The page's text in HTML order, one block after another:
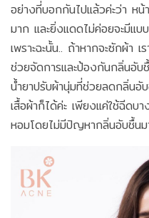
อย่างที่บอกกันไปแล้วค่ะว่า หน้
มาก และยิ่งแดดไม่ค่อยจะมีแบ
เพราะฉะนั้น.. ถ้าหากจะซักผ้า
ช่วยจัดการและป้องกันกลิ่นอับ
น้ำยาปรับผ้านุ่มที่ช่วยลดกลิ่นอั
เสื้อผ้าก็ได้ค่ะ เพียงแค่ใช้ฉีดบ
หอมโดยไม่มีปัญหากลิ่นอับชื้นม